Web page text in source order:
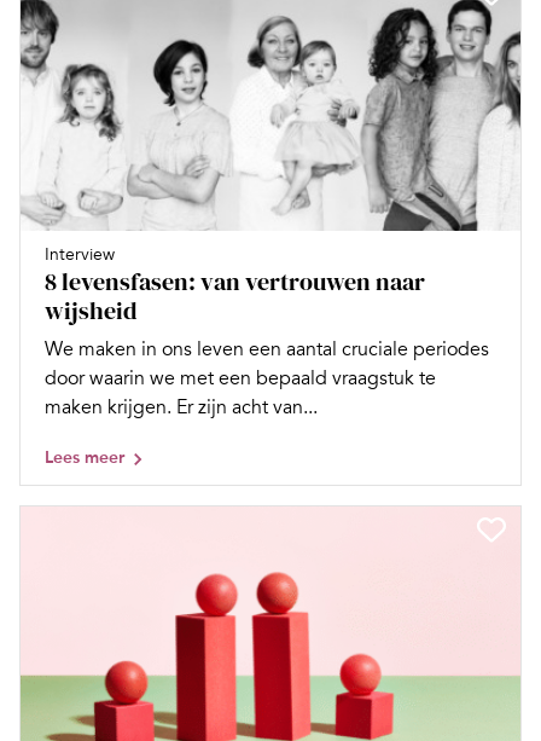
Interview
8 levensfasen: van vertrouwen naar
wijsheid
We maken in ons leven een aantal cruciale periodes
door waarin we met een bepaald vraagstuk te
maken krijgen. Er zijn acht van...
Lees meer